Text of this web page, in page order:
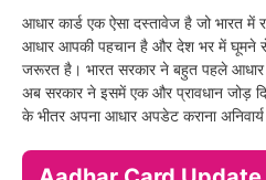
आधार कार्ड एक ऐसा दस्तावेज है जो भारत
आधार आपकी पहचान है और देश भर में
जरूरत है। भारत सरकार ने बहुत पहले आधार
अब सरकार ने इसमें एक और प्रावधान जोड़
के भीतर अपना आधार अपडेट कराना